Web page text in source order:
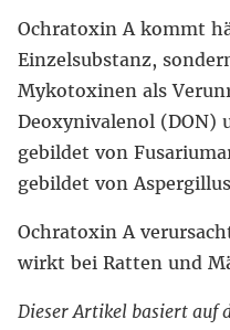
Ochratoxin A kommt
Einzelsubstanz,
Mykotoxinen als
Deoxynivalenol (DON)
gebildet von
gebildet von
Ochratoxin A
wirkt bei Ratten und
Dieser Artikel basiert auf